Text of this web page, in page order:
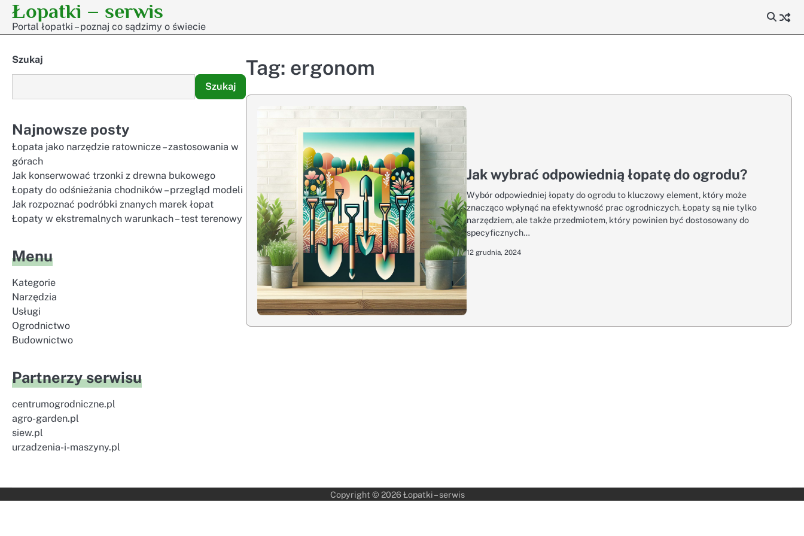
Skip
content
Łopatki – serwis
Portal łopatki – poznaj co sądzimy o świecie
Tag: ergonom
Jak wybrać odpowiednią łopatę do ogrodu?
Wybór odpowiedniej łopaty do ogrodu to kluczowy element, który może
znacząco wpłynąć na efektywność prac ogrodniczych. Łopaty są nie tylko
narzędziem, ale także przedmiotem, który powinien być dostosowany do
specyficznych…
12 grudnia, 2024
Szukaj
Szukaj
Najnowsze posty
Łopata jako narzędzie ratownicze – zastosowania w
górach
Jak konserwować trzonki z drewna bukowego
Łopaty do odśnieżania chodników – przegląd modeli
Jak rozpoznać podróbki znanych marek łopat
Łopaty w ekstremalnych warunkach – test terenowy
Menu
Kategorie
Narzędzia
Usługi
Ogrodnictwo
Budownictwo
Partnerzy serwisu
centrumogrodniczne.pl
agro-garden.pl
siew.pl
urzadzenia-i-maszyny.pl
Copyright © 2026 Łopatki – serwis